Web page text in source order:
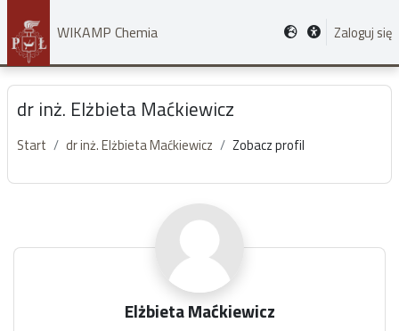
Przejdź do głównej zawartości
WIKAMP Chemia Zaloguj się
dr inż. Elżbieta Maćkiewicz
Start dr inż. Elżbieta Maćkiewicz Zobacz profil
Elżbieta Maćkiewicz